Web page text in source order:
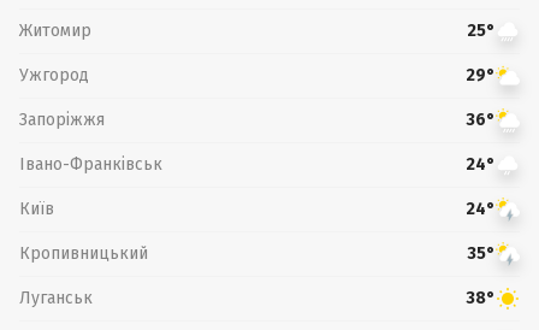
Житомир 25°
Ужгород 29°
Запоріжжя 36°
Івано-Франківськ 24°
Київ 24°
Кропивницький 35°
Луганськ 38°